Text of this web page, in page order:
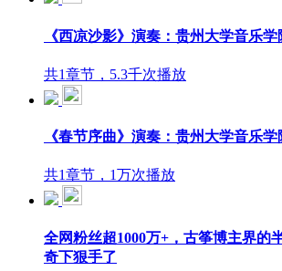
《西凉沙影》演奏：贵州大学音乐
共1章节，5.3千次播放
《春节序曲》演奏：贵州大学音乐
共1章节，1万次播放
全网粉丝超1000万+，古筝博主界的
奇下狠手了